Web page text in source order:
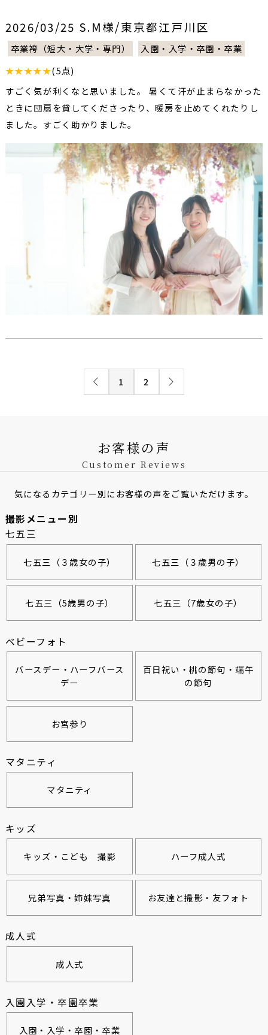
2026/03/25 S.M様/東京都江戸川区
卒業袴（短大・大学・専門）
入園・入学・卒園・卒業
★★★★★(5点)
すごく気が利くなと思いました。 暑くて汗が止まらなかった
ときに団扇を貸してくださったり、暖房を止めてくれたりし
ました。すごく助かりました。
1 2
お客様の声
Customer Reviews
気になるカテゴリー別にお客様の声をご覧いただけます。
撮影メニュー別
七五三
七五三（３歳女の子） 七五三（３歳男の子）
七五三（5歳男の子） 七五三（7歳女の子）
ベビーフォト
バースデー・ハーフバース
デー
百日祝い・桃の節句・端午
の節句
お宮参り
マタニティ
マタニティ
キッズ
キッズ・こども 撮影 ハーフ成人式
兄弟写真・姉妹写真 お友達と撮影・友フォト
成人式
成人式
入園入学・卒園卒業
入園・入学・卒園・卒業